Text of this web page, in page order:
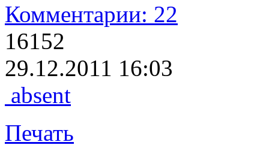
Комментарии: 22
16152
29.12.2011 16:03
absent
Печать